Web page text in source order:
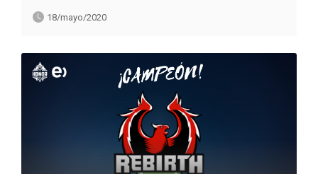
18/mayo/2020